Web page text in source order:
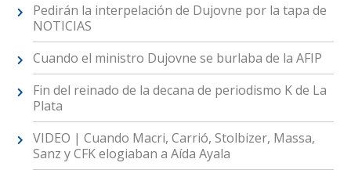
Pedirán la interpelación de Dujovne por la tapa de
NOTICIAS
Cuando el ministro Dujovne se burlaba de la AFIP
Fin del reinado de la decana de periodismo K de La
Plata
VIDEO | Cuando Macri, Carrió, Stolbizer, Massa,
Sanz y CFK elogiaban a Aída Ayala